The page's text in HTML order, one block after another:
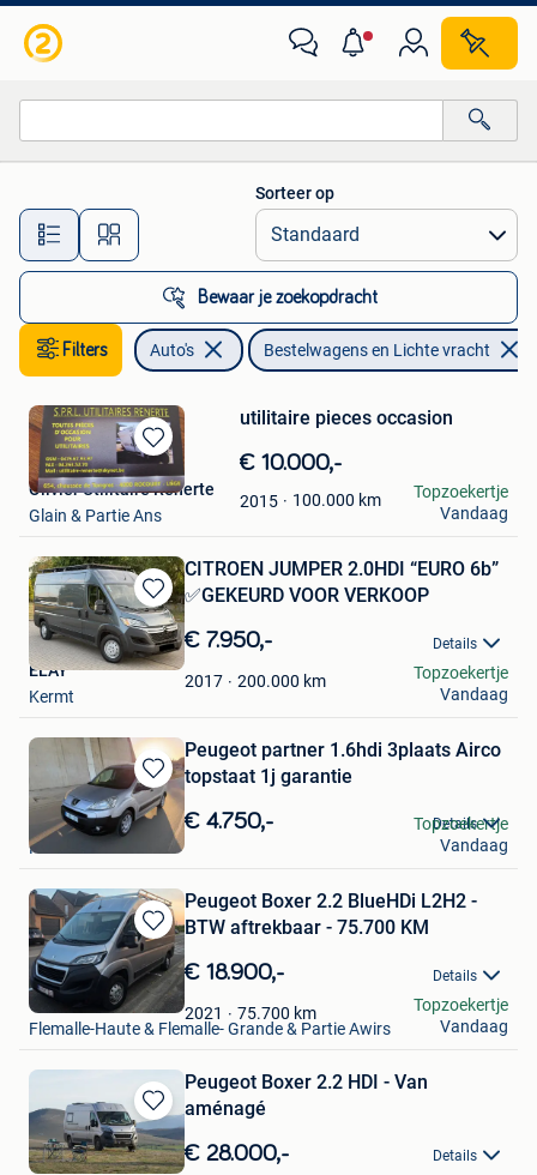
Alle afstanden…
Sorteer op
Bewaar je zoekopdracht
Filters Auto's Bestelwagens en Lichte vracht
Bewaren
in
Favorieten
utilitaire pieces occasion
€ 10.000,-
2015 100.000 km
Olivier Utilitaire Renerte
Glain & Partie Ans
Topzoekertje
Vandaag
Bewaren
in
Mijn
Favorieten
CITROEN JUMPER 2.0HDI “EURO 6b”
✅GEKEURD VOOR VERKOOP
€ 7.950,- Details
2017 200.000 km
ELAY
Kermt
Topzoekertje
Vandaag
Bewaren
in
Mijn
Favorieten
Peugeot partner 1.6hdi 3plaats Airco
topstaat 1j garantie
€ 4.750,- Details
Elanocars
Paal
Topzoekertje
Vandaag
Bewaren
in
Mijn
Favorieten
Peugeot Boxer 2.2 BlueHDi L2H2 -
BTW aftrekbaar - 75.700 KM
€ 18.900,- Details
2021 75.700 km
Sam
Flemalle-Haute & Flemalle- Grande & Partie Awirs
Topzoekertje
Vandaag
Bewaren
in
Mijn
Peugeot Boxer 2.2 HDI - Van
aménagé
€ 28.000,- Details